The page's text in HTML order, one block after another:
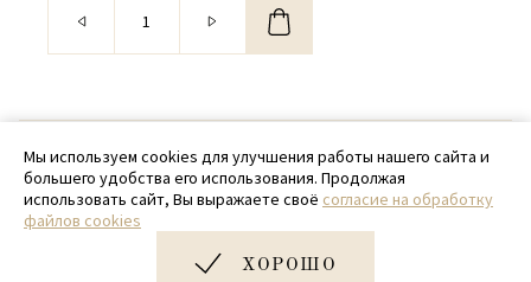
© 2020 - 2026 SamPack
+ 7 (918) 699-97-87
zakaz@sampack.store
Мы используем cookies для улучшения работы нашего сайта и
большего удобства его использования. Продолжая
использовать сайт, Вы выражаете своё согласие на обработку
файлов cookies
ХОРОШО